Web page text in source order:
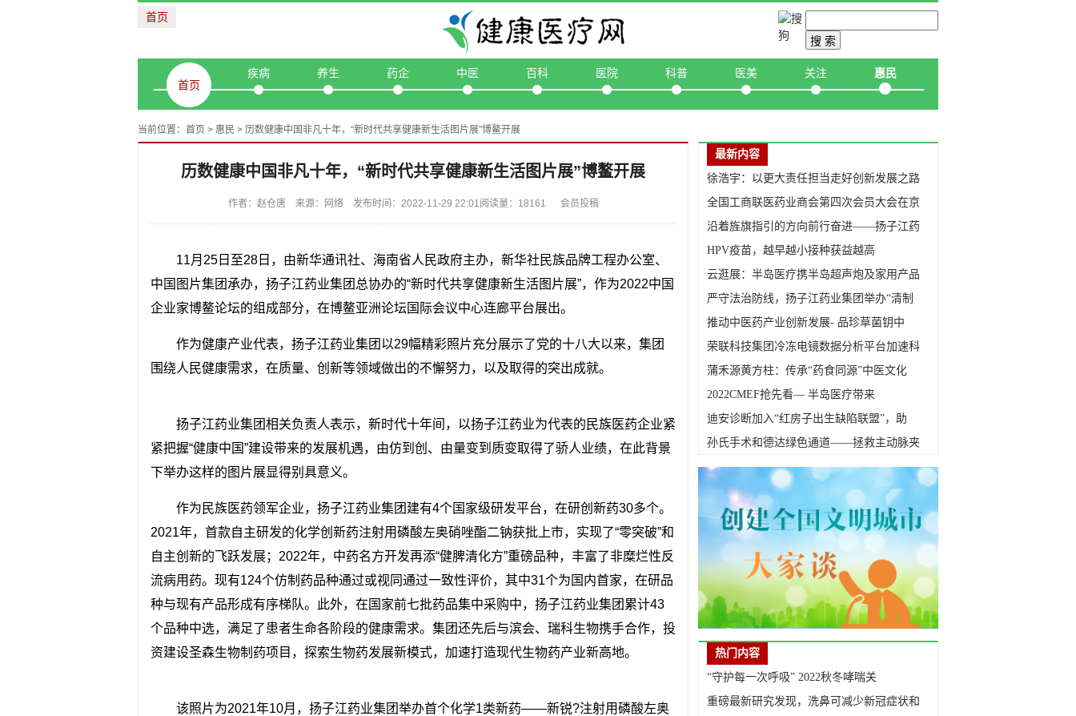
首页
互联网 站内搜索
首页
疾病 养生 药企 中医 百科 医院 科普 医美 关注 惠民
当前位置： 首页 > 惠民 > 历数健康中国非凡十年，“新时代共享健康新生活图片展”博鳌开展
历数健康中国非凡十年，“新时代共享健康新生活图片展”博鳌开展
作者：赵仓唐 来源：网络 发布时间：2022-11-29 22:01阅读量：18161 会员投稿
11月25日至28日，由新华通讯社、海南省人民政府主办，新华社民族品牌工程办公室、
中国图片集团承办，扬子江药业集团总协办的“新时代共享健康新生活图片展”，作为2022中国
企业家博鳌论坛的组成部分，在博鳌亚洲论坛国际会议中心连廊平台展出。
作为健康产业代表，扬子江药业集团以29幅精彩照片充分展示了党的十八大以来，集团
围绕人民健康需求，在质量、创新等领域做出的不懈努力，以及取得的突出成就。
扬子江药业集团相关负责人表示，新时代十年间，以扬子江药业为代表的民族医药企业紧
紧把握“健康中国”建设带来的发展机遇，由仿到创、由量变到质变取得了骄人业绩，在此背景
下举办这样的图片展显得别具意义。
作为民族医药领军企业，扬子江药业集团建有4个国家级研发平台，在研创新药30多个。
2021年，首款自主研发的化学创新药注射用磷酸左奥硝唑酯二钠获批上市，实现了“零突破”和
自主创新的飞跃发展；2022年，中药名方开发再添“健脾清化方”重磅品种，丰富了非糜烂性反
流病用药。现有124个仿制药品种通过或视同通过一致性评价，其中31个为国内首家，在研品
种与现有产品形成有序梯队。此外，在国家前七批药品集中采购中，扬子江药业集团累计43
个品种中选，满足了患者生命各阶段的健康需求。集团还先后与滨会、瑞科生物携手合作，投
资建设圣森生物制药项目，探索生物药发展新模式，加速打造现代生物药产业新高地。
该照片为2021年10月，扬子江药业集团举办首个化学1类新药——新锐?注射用磷酸左奥
最新内容
徐浩宇：以更大责任担当走好创新发展之路
全国工商联医药业商会第四次会员大会在京
沿着旌旗指引的方向前行奋进——扬子江药
HPV疫苗，越早越小接种获益越高
云逛展：半岛医疗携半岛超声炮及家用产品
严守法治防线，扬子江药业集团举办“清制
推动中医药产业创新发展- 品珍草菌钥中
荣联科技集团冷冻电镜数据分析平台加速科
蒲禾源黄方柱：传承“药食同源”中医文化
2022CMEF抢先看— 半岛医疗带来
迪安诊断加入“红房子出生缺陷联盟”，助
孙氏手术和德达绿色通道——拯救主动脉夹
热门内容
“守护每一次呼吸” 2022秋冬哮喘关
重磅最新研究发现，洗鼻可减少新冠症状和